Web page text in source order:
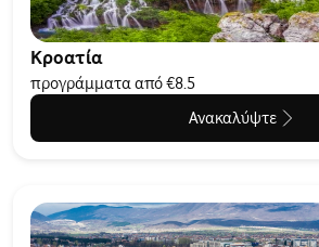
Κροατία
προγράμματα από €8.5
Ανακαλύψτε